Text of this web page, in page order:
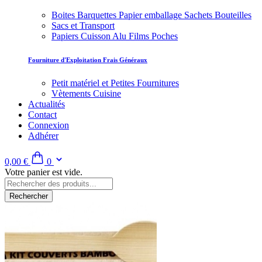
Boites Barquettes Papier emballage Sachets Bouteilles
Sacs et Transport
Papiers Cuisson Alu Films Poches
Fourniture d'Exploitation Frais Généraux
Petit matériel et Petites Fournitures
Vètements Cuisine
Actualités
Contact
Connexion
Adhérer
0,00 €
0
Votre panier est vide.
Rechercher